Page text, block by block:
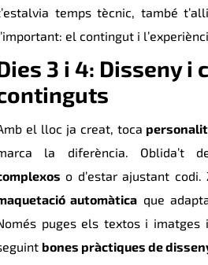
temps tècnic, també
el contingut i
3 i 4: Disseny i
el lloc ja creat, toca
la diferència. Oblida’t
o d’estar ajustant codi.
automàtica que
puges els textos i
bones pràctiques de